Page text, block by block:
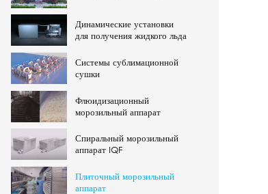
Динамические установки
для получения жидкого льда
Системы сублимационной
сушки
Флюидизационный
морозильный аппарат
Спиральный морозильный
аппарат IQF
Плиточный морозильный
аппарат